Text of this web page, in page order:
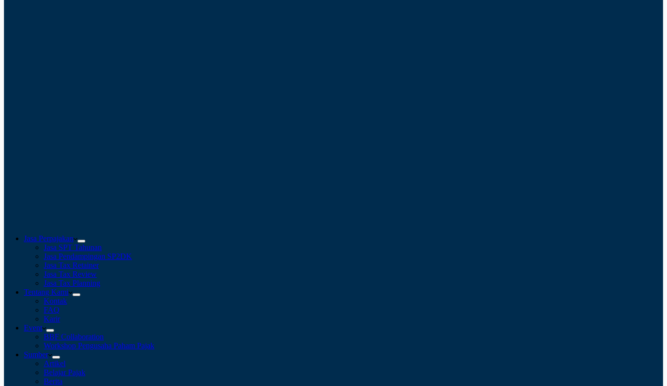
Jasa Perpajakan
Jasa SPT Tahunan
Jasa Pendampingan SP2DK
Jasa Tax Retainer
Jasa Tax Review
Jasa Tax Planning
Tentang Kami
Kontak
FAQ
Karir
Event
BBF Collaboration
Workshop Pengusaha Paham Pajak
Sumber
Artikel
Belajar Pajak
Berita